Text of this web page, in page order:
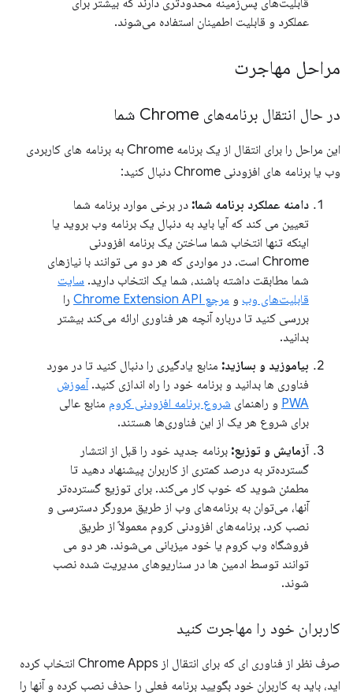
قابلیت‌های پس‌زمینه محدودتری دارند که بیشتر برای
عملکرد و قابلیت اطمینان استفاده می‌شوند.
مراحل مهاجرت
در حال انتقال برنامه‌های Chrome شما
این مراحل را برای انتقال از یک برنامه Chrome به برنامه های کاربردی
وب یا برنامه های افزودنی Chrome دنبال کنید:
دامنه عملکرد برنامه شما: در برخی موارد برنامه شما
تعیین می کند که آیا باید به دنبال یک برنامه وب بروید یا
اینکه تنها انتخاب شما ساختن یک برنامه افزودنی
Chrome است. در مواردی که هر دو می توانند با نیازهای
شما مطابقت داشته باشند، شما یک انتخاب دارید. سایت
قابلیت‌های وب و مرجع Chrome Extension API
را
بررسی کنید تا درباره آنچه هر فناوری ارائه می‌کند بیشتر
بدانید.
بیاموزید و بسازید: منابع یادگیری را دنبال کنید تا در مورد
فناوری ها بدانید و برنامه خود را راه اندازی کنید. آموزش
PWA و راهنمای شروع برنامه افزودنی کروم منابع عالی
برای شروع هر یک از این فناوری‌ها هستند.
آزمایش و توزیع: برنامه جدید خود را قبل از انتشار
گسترده‌تر به درصد کمتری از کاربران پیشنهاد دهید تا
مطمئن شوید که خوب کار می‌کند. برای توزیع گسترده‌تر
آنها، می‌توان به برنامه‌های وب از طریق مرورگر دسترسی و
نصب کرد. برنامه‌های افزودنی کروم معمولاً از طریق
فروشگاه وب کروم یا خود میزبانی می‌شوند. هر دو می
توانند توسط ادمین ها در سناریوهای مدیریت شده نصب
شوند.
کاربران خود را مهاجرت کنید
صرف نظر از فناوری ای که برای انتقال از Chrome Apps انتخاب کرده
اید، باید به کاربران خود بگویید برنامه فعلی را حذف نصب کرده و آنها را